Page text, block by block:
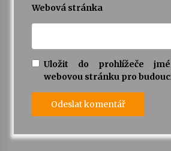
Webová stránka
Uložit do prohlížeče
webovou stránku pro